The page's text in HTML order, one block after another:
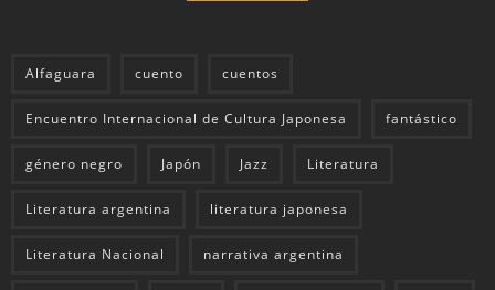
Alfaguara cuento cuentos
Encuentro Internacional de Cultura Japonesa fantástico
género negro Japón Jazz Literatura
Literatura argentina literatura japonesa
Literatura Nacional narrativa argentina